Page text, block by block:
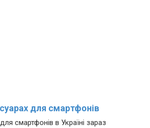
для смартфонів
смартфонів в Україні зараз